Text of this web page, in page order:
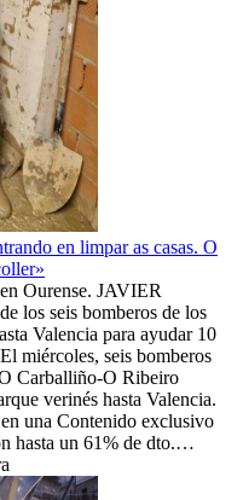
en limpar as casas. O
Ourense. JAVIER
los seis bomberos de los
Valencia para ayudar 10
miércoles, seis bomberos
Carballiño-O Ribeiro
verinés hasta Valencia.
una Contenido exclusivo
hasta un 61% de dto.…